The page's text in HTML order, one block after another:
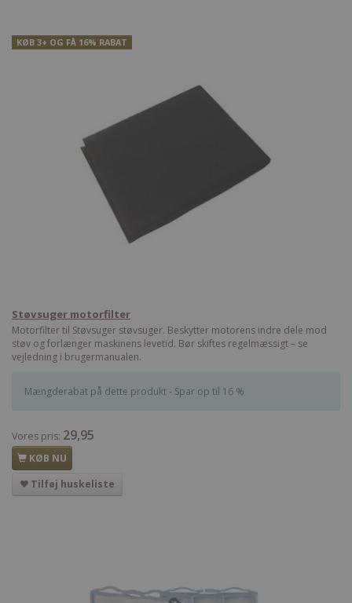
KØB 3+ OG FÅ 16% RABAT
Støvsuger motorfilter
Motorfilter til Støvsuger støvsuger. Beskytter motorens indre dele mod
støv og forlænger maskinens levetid. Bør skiftes regelmæssigt – se
vejledning i brugermanualen.
Mængderabat på dette produkt - Spar op til 16 %
Vores pris: 29,95
KØB NU
Tilføj huskeliste